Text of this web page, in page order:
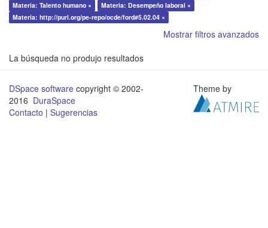
Materia: Talento humano ×
Materia: Desempeño laboral ×
Materia: http://purl.org/pe-repo/ocde/ford#5.02.04 ×
Mostrar filtros avanzados
La búsqueda no produjo resultados
DSpace software copyright © 2002-
2016 DuraSpace
Contacto | Sugerencias
Theme by